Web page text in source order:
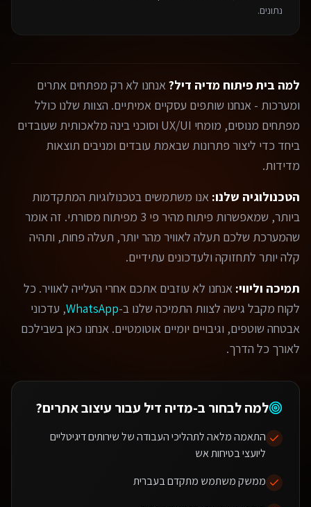
נתונים.
למה בית פיתוח מדיה דיל?אנחנו לא רק מפתחים אתרים
ומערכות - אנחנו שותפים עסקיים אמיתיים. הצוות שלנו כולל
מפתחים מנוסים, מומחי UX/UI וסוכני בינה מלאכותית שעובדים
ביחד כדי ליצור פתרונות שבאמת עובדים ומניבים תוצאות
מדידות.
הטכנולוגיה שלנו: אנו משתמשים בטכנולוגיות המתקדמות
ביותר, שמאפשרות פיתוח מהיר פי 3 מפיתוח מסורתי. זה אומר
שהמערכת שלכם תעלה לאוויר מהר יותר, תעלה פחות, ותהיה
קלה יותר לתחזוקה ולעדכונים עתידיים.
תמיכה וליווי: אנחנו לא עוזבים אתכם אחרי העלייה לאוויר. כל
לקוח מקבל גישה לצוות התמיכה שלנו ב-WhatsApp, עדכוני
אבטחה שוטפים, וגיבויים יומיים אוטומטיים. אנחנו כאן בשבילכם
לאורך כל הדרך.
למה לבחור ב-מדיה דיל עבור עיצוב אתרים?
התאמה מלאה לתהליכי העבודה של שירותים דיגיטליים
ליועצי בטיחות אש
ממשק משתמש מתקדם בעברית